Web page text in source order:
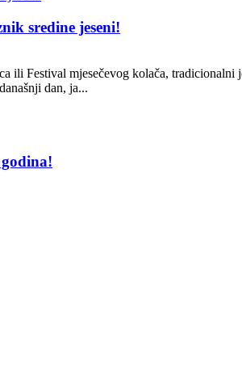
sredine jeseni!
ili Festival mjesečevog kolača,
dan, ja...